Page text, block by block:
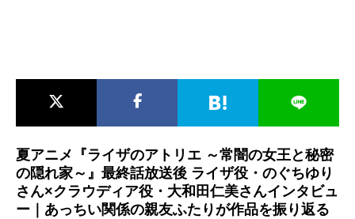
夏アニメ『ライザのアトリエ ～常闇の女王と秘密
の隠れ家～』最終話放送後 ライザ役・のぐちゆり
さん×クラウディア役・大和田仁美さんインタビュ
ー｜あっちい関係の親友ふたりが作品を振り返る